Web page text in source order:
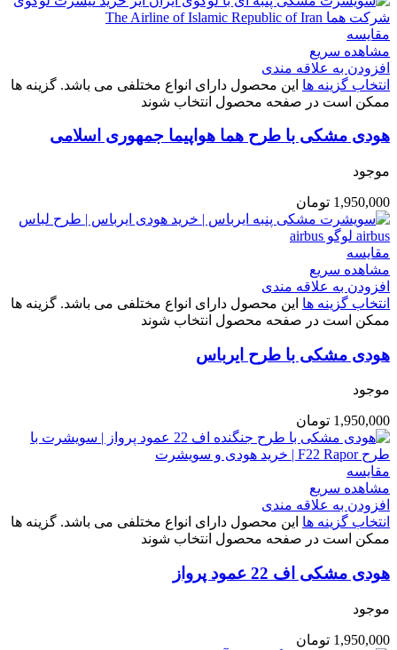
مقایسه
مشاهده سریع
افزودن به علاقه مندی
انتخاب گزینه ها این محصول دارای انواع مختلفی می باشد. گزینه ها
ممکن است در صفحه محصول انتخاب شوند
هودی مشکی با طرح هما هواپیما جمهوری اسلامی
موجود
1,950,000 تومان
مقایسه
مشاهده سریع
افزودن به علاقه مندی
انتخاب گزینه ها این محصول دارای انواع مختلفی می باشد. گزینه ها
ممکن است در صفحه محصول انتخاب شوند
هودی مشکی با طرح ایرباس
موجود
1,950,000 تومان
مقایسه
مشاهده سریع
افزودن به علاقه مندی
انتخاب گزینه ها این محصول دارای انواع مختلفی می باشد. گزینه ها
ممکن است در صفحه محصول انتخاب شوند
هودی مشکی اف 22 عمود پرواز
موجود
1,950,000 تومان